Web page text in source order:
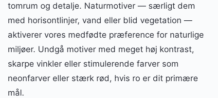
tomrum og detalje. Naturmotiver — særligt dem
med horisontlinjer, vand eller blid vegetation —
aktiverer vores medfødte præference for naturlige
miljøer. Undgå motiver med meget høj kontrast,
skarpe vinkler eller stimulerende farver som
neonfarver eller stærk rød, hvis ro er dit primære
mål.